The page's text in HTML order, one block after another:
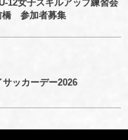
12女子スキルアップ練習会
橋 参加者募集
ッカーデー2026